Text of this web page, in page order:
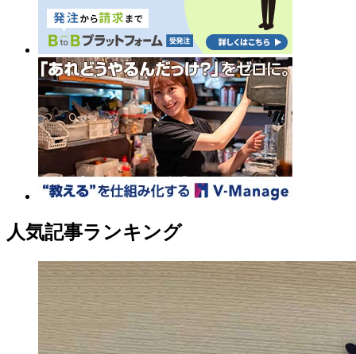
人気記事ランキング